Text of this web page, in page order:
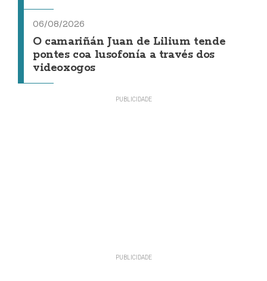
06/08/2026
O camariñán Juan de Lilium tende
pontes coa lusofonía a través dos
videoxogos